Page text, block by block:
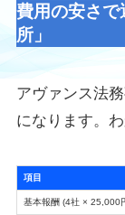
費用の安さ
所」
アヴァンス法
になります。
項目
基本報酬 (4社 × 25,000